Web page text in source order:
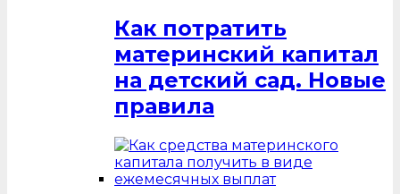
Как потратить
материнский капитал
на детский сад. Новые
правила